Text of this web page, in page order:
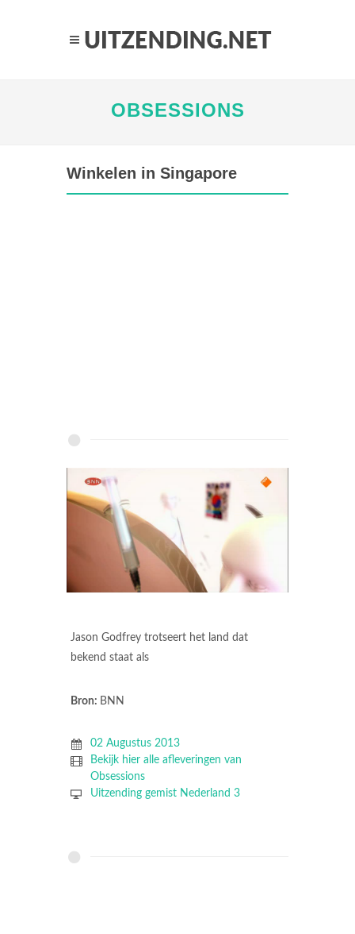
OBSESSIONS
Winkelen in Singapore
Jason Godfrey trotseert het land dat
bekend staat als
Bron: BNN
02 Augustus 2013
Bekijk hier alle afleveringen van
Obsessions
Uitzending gemist Nederland 3